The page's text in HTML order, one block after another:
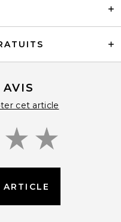
cet article
ARTICLE